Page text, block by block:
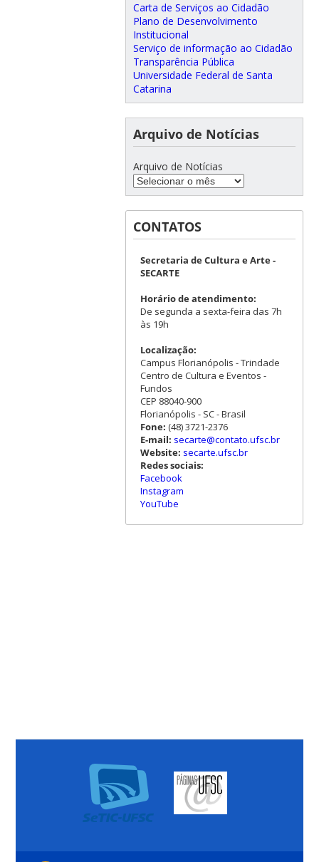
Carta de Serviços ao Cidadão
Plano de Desenvolvimento
Institucional
Serviço de informação ao Cidadão
Transparência Pública
Universidade Federal de Santa
Catarina
Arquivo de Notícias
Arquivo de Notícias
CONTATOS
Secretaria de Cultura e Arte -
SECARTE
Horário de atendimento:
De segunda a sexta-feira das 7h
às 19h
Localização:
Campus Florianópolis - Trindade
Centro de Cultura e Eventos -
Fundos
CEP 88040-900
Florianópolis - SC - Brasil
Fone: (48) 3721-2376
E-mail: secarte@contato.ufsc.br
Website: secarte.ufsc.br
Redes sociais:
Facebook
Instagram
YouTube